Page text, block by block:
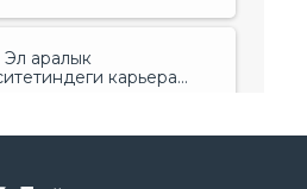
аралык
карьера